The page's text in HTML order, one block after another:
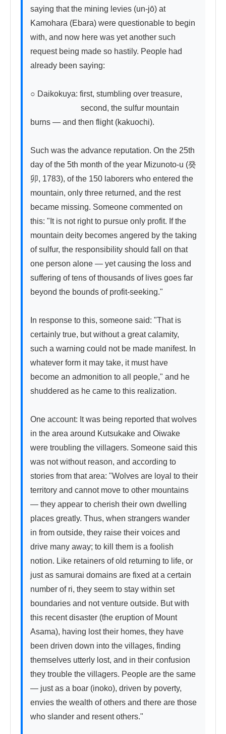
saying that the mining levies (un-jō) at
Kamohara (Ebara) were questionable to begin
with, and now here was yet another such
request being made so hastily. People had
already been saying:
○ Daikokuya: first, stumbling over treasure,
second, the sulfur mountain
burns — and then flight (kakuochi).
Such was the advance reputation. On the 25th
day of the 5th month of the year Mizunoto-u (癸
卯, 1783), of the 150 laborers who entered the
mountain, only three returned, and the rest
became missing. Someone commented on
this: "It is not right to pursue only profit. If the
mountain deity becomes angered by the taking
of sulfur, the responsibility should fall on that
one person alone — yet causing the loss and
suffering of tens of thousands of lives goes far
beyond the bounds of profit-seeking."
In response to this, someone said: "That is
certainly true, but without a great calamity,
such a warning could not be made manifest. In
whatever form it may take, it must have
become an admonition to all people," and he
shuddered as he came to this realization.
One account: It was being reported that wolves
in the area around Kutsukake and Oiwake
were troubling the villagers. Someone said this
was not without reason, and according to
stories from that area: "Wolves are loyal to their
territory and cannot move to other mountains
— they appear to cherish their own dwelling
places greatly. Thus, when strangers wander
in from outside, they raise their voices and
drive many away; to kill them is a foolish
notion. Like retainers of old returning to life, or
just as samurai domains are fixed at a certain
number of ri, they seem to stay within set
boundaries and not venture outside. But with
this recent disaster (the eruption of Mount
Asama), having lost their homes, they have
been driven down into the villages, finding
themselves utterly lost, and in their confusion
they trouble the villagers. People are the same
— just as a boar (inoko), driven by poverty,
envies the wealth of others and there are those
who slander and resent others."